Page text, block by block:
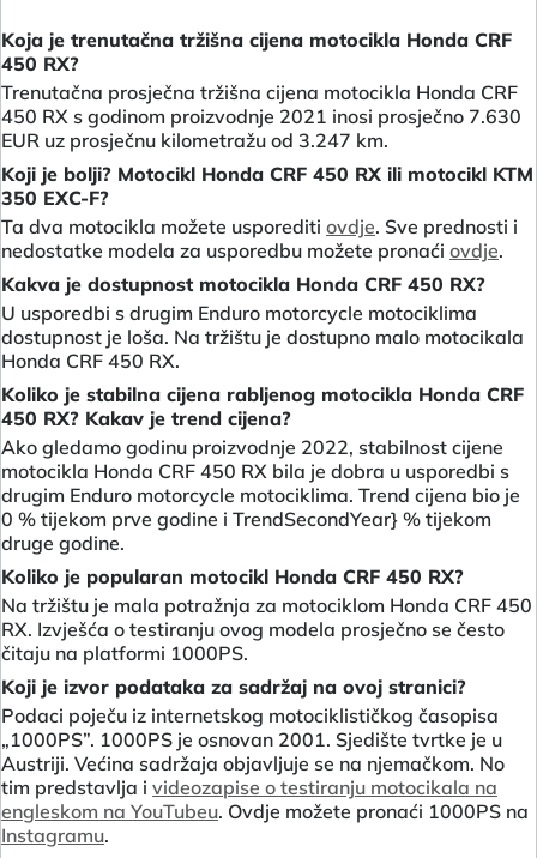
Koja je trenutačna tržišna cijena motocikla Honda CRF
450 RX?
Trenutačna prosječna tržišna cijena motocikla Honda CRF
450 RX s godinom proizvodnje 2021 inosi prosječno 7.630
EUR uz prosječnu kilometražu od 3.247 km.
Koji je bolji? Motocikl Honda CRF 450 RX ili motocikl KTM
350 EXC-F?
Ta dva motocikla možete usporediti ovdje. Sve prednosti i
nedostatke modela za usporedbu možete pronaći ovdje.
Kakva je dostupnost motocikla Honda CRF 450 RX?
U usporedbi s drugim Enduro motorcycle motociklima
dostupnost je loša. Na tržištu je dostupno malo motocikala
Honda CRF 450 RX.
Koliko je stabilna cijena rabljenog motocikla Honda CRF
450 RX? Kakav je trend cijena?
Ako gledamo godinu proizvodnje 2022, stabilnost cijene
motocikla Honda CRF 450 RX bila je dobra u usporedbi s
drugim Enduro motorcycle motociklima. Trend cijena bio je
0 % tijekom prve godine i TrendSecondYear} % tijekom
druge godine.
Koliko je popularan motocikl Honda CRF 450 RX?
Na tržištu je mala potražnja za motociklom Honda CRF 450
RX. Izvješća o testiranju ovog modela prosječno se često
čitaju na platformi 1000PS.
Koji je izvor podataka za sadržaj na ovoj stranici?
Podaci poječu iz internetskog motociklističkog časopisa
„1000PS”. 1000PS je osnovan 2001. Sjedište tvrtke je u
Austriji. Većina sadržaja objavljuje se na njemačkom. No
tim predstavlja i videozapise o testiranju motocikala na
engleskom na YouTubeu. Ovdje možete pronaći 1000PS na
Instagramu.